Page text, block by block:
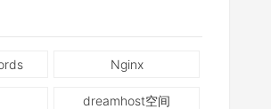
Nginx
dreamhost空间